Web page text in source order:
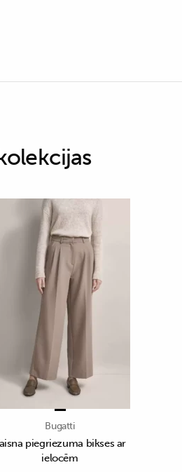
Bugatti
piegriezuma bikses ar
ielocēm